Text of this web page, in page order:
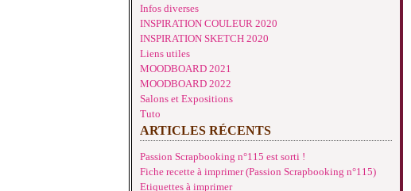
Infos diverses
INSPIRATION COULEUR 2020
INSPIRATION SKETCH 2020
Liens utiles
MOODBOARD 2021
MOODBOARD 2022
Salons et Expositions
Tuto
ARTICLES RÉCENTS
Passion Scrapbooking n°115 est sorti !
Fiche recette à imprimer (Passion Scrapbooking n°115)
Etiquettes à imprimer